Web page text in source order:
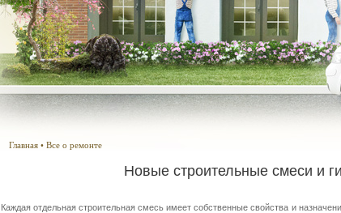
Главная • Все о ремонте
Новые строительные смеси и
Каждая отдельная строительная смесь имеет собственные свойства и